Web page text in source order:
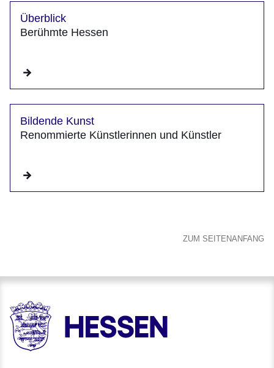
Überblick
Berühmte Hessen
Bildende Kunst
Renommierte Künstlerinnen und Künstler
ZUM SEITENANFANG
HESSEN - Hessische Landesregierung